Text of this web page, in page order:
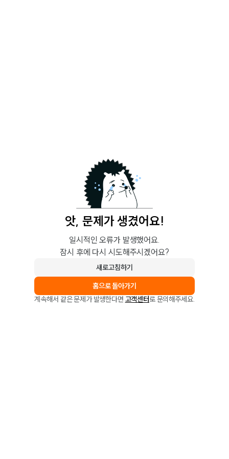
앗, 문제가 생겼어요!
일시적인 오류가 발생했어요.
잠시 후에 다시 시도해주시겠어요?
새로고침하기
홈으로 돌아가기
계속해서 같은 문제가 발생한다면 고객센터로 문의해주세요.